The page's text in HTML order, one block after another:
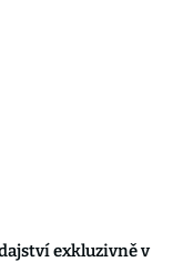
exkluzivně v